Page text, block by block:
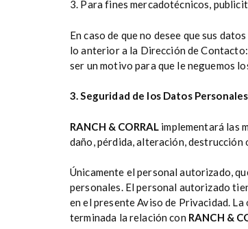
3. Para fines mercadotécnicos,
En caso de que no desee que sus
lo anterior a la Dirección de Contacto:
ser un motivo para que le neguemos
3. Seguridad de los Datos Personales
RANCH & CORRAL implementará las
daño, pérdida, alteración,
Únicamente el personal autorizado,
personales. El personal autorizado
en el presente Aviso de Privacidad.
terminada la relación con RANCH &